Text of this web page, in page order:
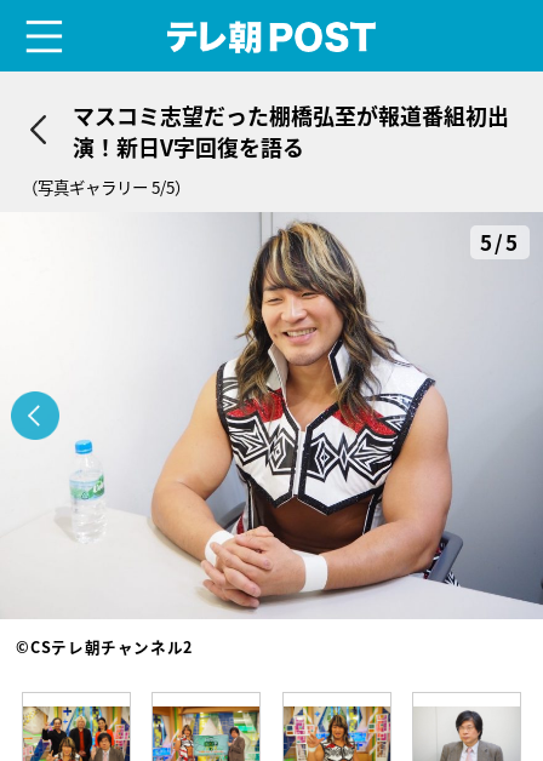
マスコミ志望だった棚橋弘至が報道番組初出
演！新日V字回復を語る
（写真ギャラリー 5/5）
5/5
©CSテレ朝チャンネル2